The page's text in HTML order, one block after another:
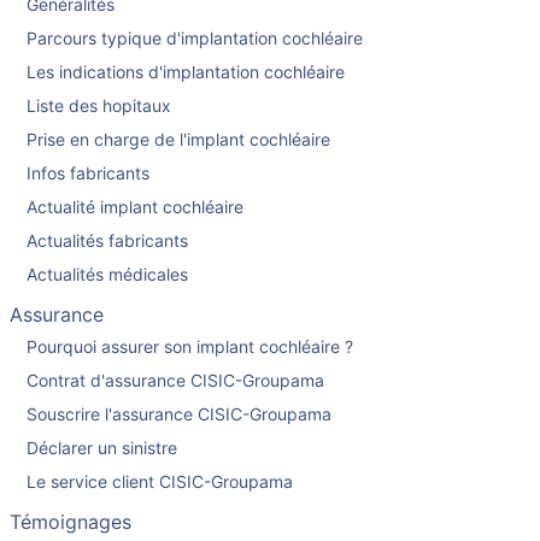
Parcours typique d'implantation cochléaire
Les indications d'implantation cochléaire
Liste des hopitaux
Prise en charge de l'implant cochléaire
Infos fabricants
Actualité implant cochléaire
Actualités fabricants
Actualités médicales
Assurance
Pourquoi assurer son implant cochléaire ?
Contrat d'assurance CISIC-Groupama
Souscrire l'assurance CISIC-Groupama
Déclarer un sinistre
Le service client CISIC-Groupama
Témoignages